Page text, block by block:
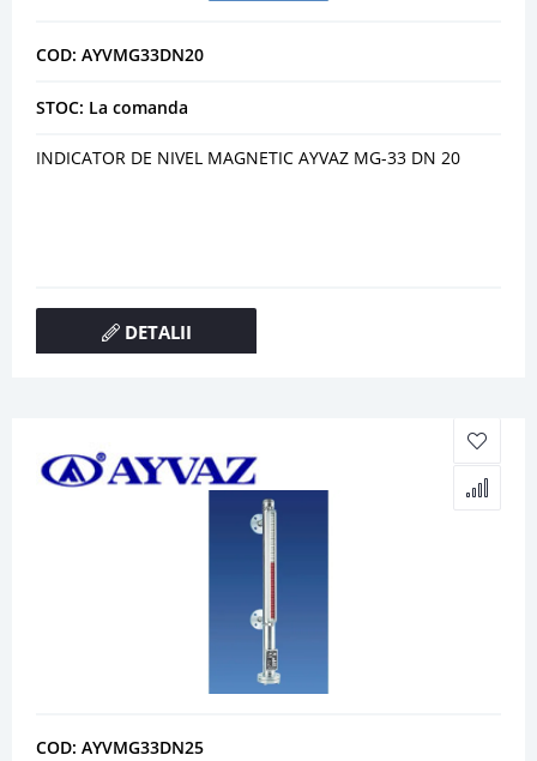
COD: AYVMG33DN20
STOC: La comanda
INDICATOR DE NIVEL MAGNETIC AYVAZ MG-33 DN 20
DETALII
COD: AYVMG33DN25